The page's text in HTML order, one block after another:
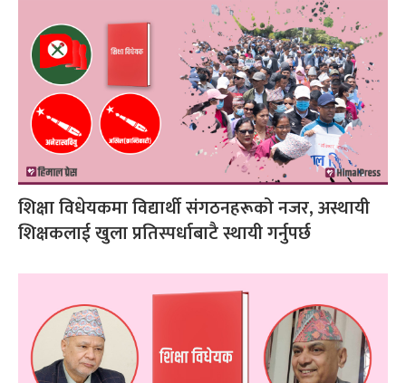
शिक्षा विधेयकमा विद्यार्थी संगठनहरूको नजर, अस्थायी
शिक्षकलाई खुला प्रतिस्पर्धाबाटै स्थायी गर्नुपर्छ